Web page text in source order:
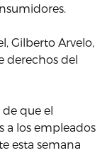
Gilberto Arvelo,
derechos del
que el
a los empleados
esta semana